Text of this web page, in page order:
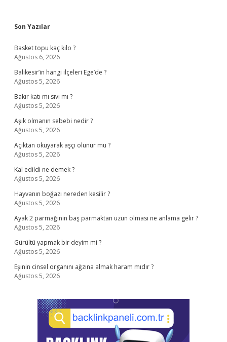
Sidebar
Son Yazılar
Basket topu kaç kilo ?
Ağustos 6, 2026
Balıkesir’in hangi ilçeleri Ege’de ?
Ağustos 5, 2026
Bakır katı mı sıvı mı ?
Ağustos 5, 2026
Aşık olmanın sebebi nedir ?
Ağustos 5, 2026
Açıktan okuyarak aşçı olunur mu ?
Ağustos 5, 2026
Kal edildi ne demek ?
Ağustos 5, 2026
Hayvanın boğazı nereden kesilir ?
Ağustos 5, 2026
Ayak 2 parmağının baş parmaktan uzun olması ne anlama gelir ?
Ağustos 5, 2026
Gürültü yapmak bir deyim mi ?
Ağustos 5, 2026
Eşinin cinsel organını ağzına almak haram mıdır ?
Ağustos 5, 2026